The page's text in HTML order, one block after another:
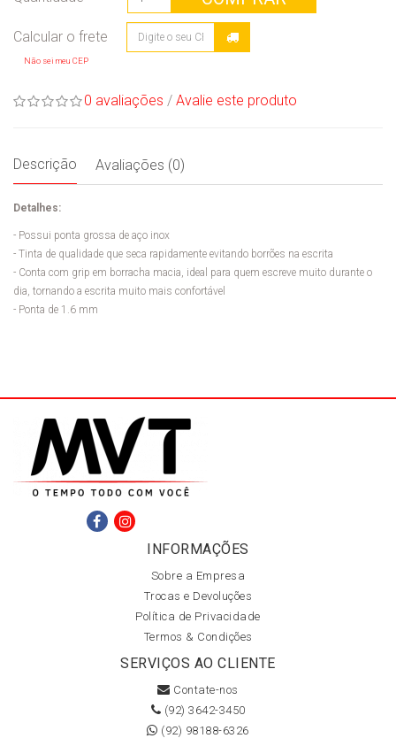
Não sei meu CEP
0 avaliações / Avalie este produto
Descrição Avaliações (0)
Detalhes:
- Possui ponta grossa de aço inox
- Tinta de qualidade que seca rapidamente evitando borrões na escrita
- Conta com grip em borracha macia, ideal para quem escreve muito durante o
dia, tornando a escrita muito mais confortável
- Ponta de 1.6 mm
INFORMAÇÕES
Sobre a Empresa
Trocas e Devoluções
Política de Privacidade
Termos & Condições
SERVIÇOS AO CLIENTE
Contate-nos
(92) 3642-3450
(92) 98188-6326